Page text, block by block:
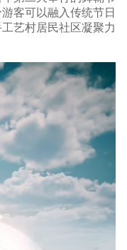
客可以融入传统节日
艺村居民社区凝聚力